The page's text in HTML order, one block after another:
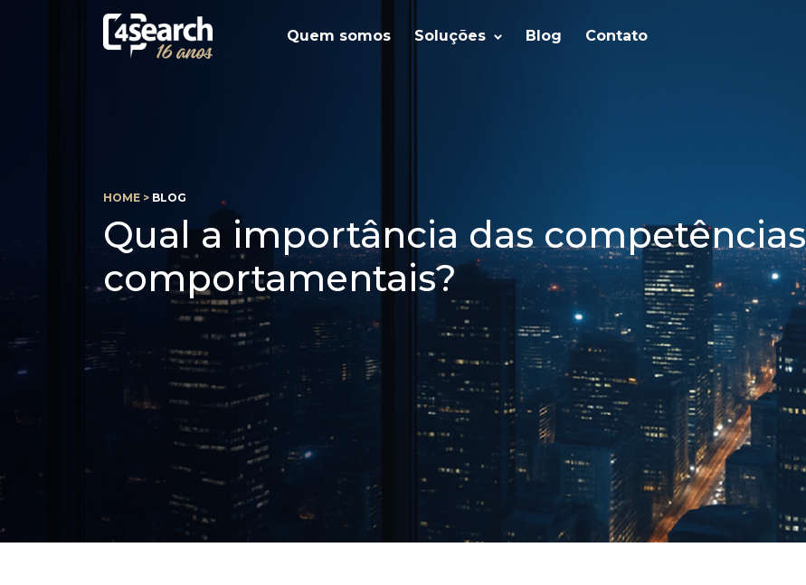
Quem somos Soluções Blog Contato
HOME > BLOG
Qual a importância das competências
comportamentais?